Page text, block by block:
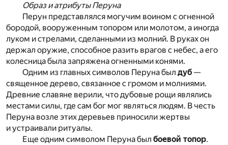
Образ и атрибуты Перуна
Перун представлялся могучим воином с огненной
бородой, вооруженным топором или молотом, а иногда
луком и стрелами, сделанными из молний. В руках он
держал оружие, способное разить врагов с небес, а его
колесница была запряжена огненными конями.
Одним из главных символов Перуна был дуб —
священное дерево, связанное с громом и молниями.
Древние славяне верили, что дубовые рощи являлись
местами силы, где сам бог мог являться людям. В честь
Перуна возле этих деревьев приносили жертвы
и устраивали ритуалы.
Еще одним символом Перуна был боевой топор.